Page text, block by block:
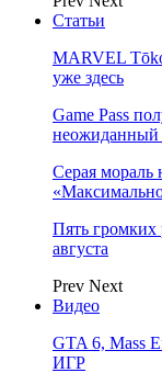
Статьи
MARVEL
уже здесь
Game Pass
неожиданный
Серая мораль
Пять громких
августа
Prev Next
Видео
GTA 6, Mass
ИГР